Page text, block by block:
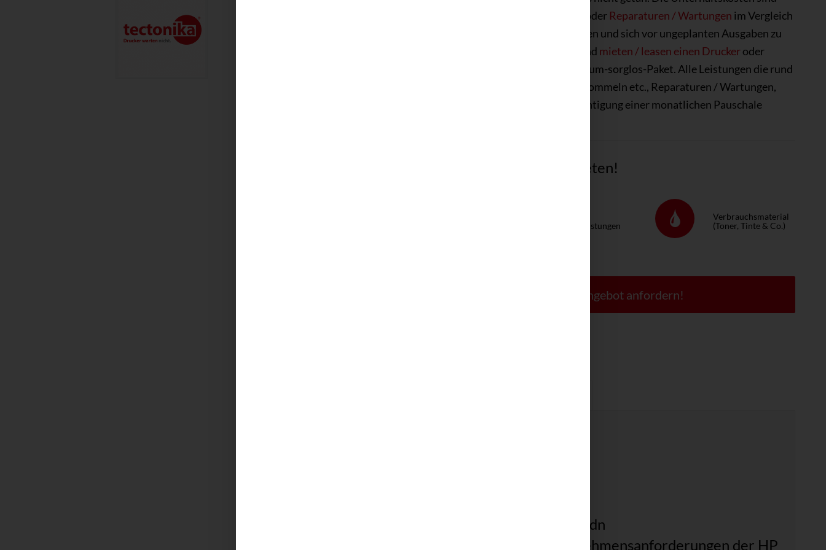
oder Reparaturen / Wartungen im Vergleich
zum Anschaffungspreis sehr hoch. Um Liquidität zu schonen und sich vor ungeplanten Ausgaben zu
schützen, nutzen mittlerweile viele Kunden die Vorteile und mieten / leasen einen Druckeroder
bzw. Rund­um-sorg­los-Pa­ket. Alle Leistungen die rund
um das Gerät entstehen (Versorgung mit Toner / Tinte / Trommeln etc., Reparaturen / Wartungen,
Ersatz- und Verschleißteile usw.), werden unter Berücksichtigung einer monatlichen Pauschale
Jetzt als Rundum-sorglos-Paket günstig mieten!
Reparaturleistungen
Verbrauchsmaterial
(Toner, Tinte & Co.)
Ab 30,90 € mtl. mieten. Jetzt Angebot anfordern!
HP Color LaserJet Enterprise MFP M578dn
Zukunftssichere Leistung für alle Unternehmensanforderungen der HP